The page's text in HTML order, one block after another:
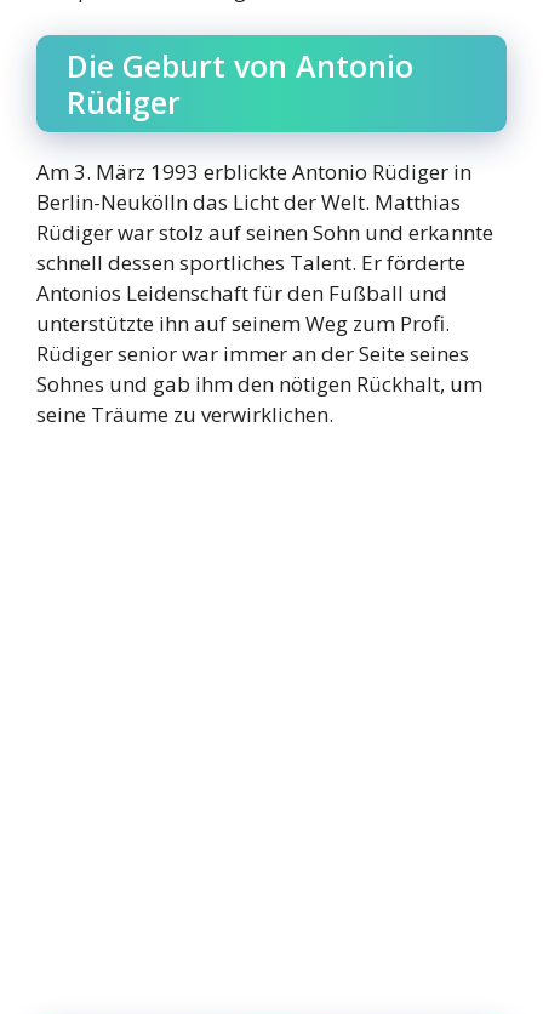
Die Geburt von Antonio
Rüdiger
Am 3. März 1993 erblickte Antonio Rüdiger in
Berlin-Neukölln das Licht der Welt. Matthias
Rüdiger war stolz auf seinen Sohn und erkannte
schnell dessen sportliches Talent. Er förderte
Antonios Leidenschaft für den Fußball und
unterstützte ihn auf seinem Weg zum Profi.
Rüdiger senior war immer an der Seite seines
Sohnes und gab ihm den nötigen Rückhalt, um
seine Träume zu verwirklichen.